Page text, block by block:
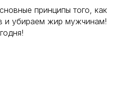
принципы того, как
и убираем жир мужчинам!